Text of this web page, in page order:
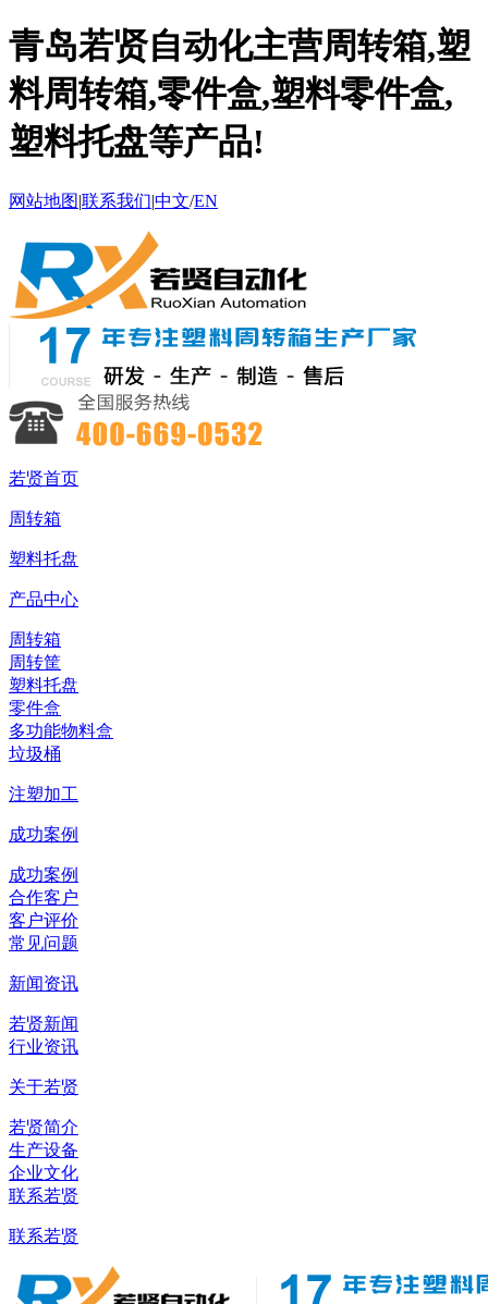
青岛若贤自动化主营周转箱,塑
料周转箱,零件盒,塑料零件盒,
塑料托盘等产品!
网站地图|联系我们|中文/EN
若贤首页
周转箱
塑料托盘
产品中心
周转箱
周转筐
塑料托盘
零件盒
多功能物料盒
垃圾桶
注塑加工
成功案例
成功案例
合作客户
客户评价
常见问题
新闻资讯
若贤新闻
行业资讯
关于若贤
若贤简介
生产设备
企业文化
联系若贤
联系若贤